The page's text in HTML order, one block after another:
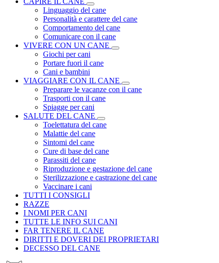
Linguaggio del cane
Personalità e carattere del cane
Comportamento del cane
Comunicare con il cane
VIVERE CON UN CANE
Giochi per cani
Portare fuori il cane
Cani e bambini
VIAGGIARE CON IL CANE
Preparare le vacanze con il cane
Trasporti con il cane
Spiagge per cani
SALUTE DEL CANE
Toelettatura del cane
Malattie del cane
Sintomi del cane
Cure di base del cane
Parassiti del cane
Riproduzione e gestazione del cane
Sterilizzazione e castrazione del cane
Vaccinare i cani
TUTTI I CONSIGLI
RAZZE
I NOMI PER CANI
TUTTE LE INFO SUI CANI
FAR TENERE IL CANE
DIRITTI E DOVERI DEI PROPRIETARI
DECESSO DEL CANE